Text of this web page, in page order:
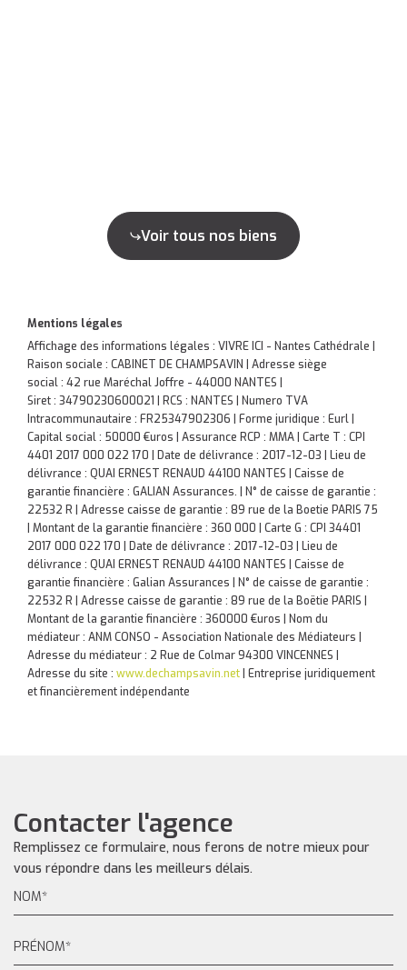
Voir tous nos biens
Mentions légales
Affichage des informations légales : VIVRE ICI - Nantes Cathédrale |
Raison sociale : CABINET DE CHAMPSAVIN | Adresse siège
social : 42 rue Maréchal Joffre - 44000 NANTES |
Siret : 34790230600021 | RCS : NANTES | Numero TVA
Intracommunautaire : FR25347902306 | Forme juridique : Eurl |
Capital social : 50000 €uros | Assurance RCP : MMA | Carte T : CPI
4401 2017 000 022 170 | Date de délivrance : 2017-12-03 | Lieu de
délivrance : QUAI ERNEST RENAUD 44100 NANTES | Caisse de
garantie financière : GALIAN Assurances. | N° de caisse de garantie :
22532 R | Adresse caisse de garantie : 89 rue de la Boetie PARIS 75
| Montant de la garantie financière : 360 000 | Carte G : CPI 34401
2017 000 022 170 | Date de délivrance : 2017-12-03 | Lieu de
délivrance : QUAI ERNEST RENAUD 44100 NANTES | Caisse de
garantie financière : Galian Assurances | N° de caisse de garantie :
22532 R | Adresse caisse de garantie : 89 rue de la Boëtie PARIS |
Montant de la garantie financière : 360000 €uros | Nom du
médiateur : ANM CONSO - Association Nationale des Médiateurs |
Adresse du médiateur : 2 Rue de Colmar 94300 VINCENNES |
Adresse du site : www.dechampsavin.net Entreprise juridiquement
et financièrement indépendante
Contacter l'agence
Remplissez ce formulaire, nous ferons de notre mieux pour
vous répondre dans les meilleurs délais.